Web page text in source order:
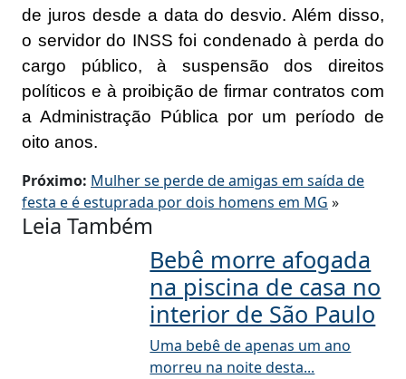
de juros desde a data do desvio. Além disso,
o servidor do INSS foi condenado à perda do
cargo público, à suspensão dos direitos
políticos e à proibição de firmar contratos com
a Administração Pública por um período de
oito anos.
Próximo: Mulher se perde de amigas em saída de
festa e é estuprada por dois homens em MG »
Leia Também
Bebê morre afogada
na piscina de casa no
interior de São Paulo
Uma bebê de apenas um ano
morreu na noite desta...